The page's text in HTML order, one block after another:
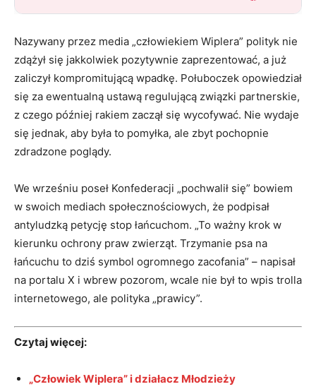
Nazywany przez media „człowiekiem Wiplera” polityk nie
zdążył się jakkolwiek pozytywnie zaprezentować, a już
zaliczył kompromitującą wpadkę. Połuboczek opowiedział
się za ewentualną ustawą regulującą związki partnerskie,
z czego później rakiem zaczął się wycofywać. Nie wydaje
się jednak, aby była to pomyłka, ale zbyt pochopnie
zdradzone poglądy.
We wrześniu poseł Konfederacji „pochwalił się” bowiem
w swoich mediach społecznościowych, że podpisał
antyludzką petycję stop łańcuchom. „To ważny krok w
kierunku ochrony praw zwierząt. Trzymanie psa na
łańcuchu to dziś symbol ogromnego zacofania” – napisał
na portalu X i wbrew pozorom, wcale nie był to wpis trolla
internetowego, ale polityka „prawicy”.
Czytaj więcej:
„Człowiek Wiplera” i działacz Młodzieży